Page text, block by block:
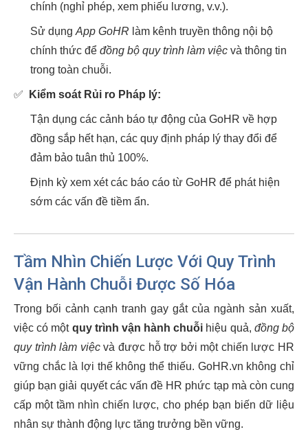
chính (nghỉ phép, xem phiếu lương, v.v.).
Sử dụng App GoHR làm kênh truyền thông nội bộ
chính thức để đồng bộ quy trình làm việc và thông tin
trong toàn chuỗi.
✅ Kiểm soát Rủi ro Pháp lý:
Tận dụng các cảnh báo tự động của GoHR về hợp
đồng sắp hết hạn, các quy định pháp lý thay đổi để
đảm bảo tuân thủ 100%.
Định kỳ xem xét các báo cáo từ GoHR để phát hiện
sớm các vấn đề tiềm ẩn.
Tầm Nhìn Chiến Lược Với Quy Trình
Vận Hành Chuỗi Được Số Hóa
Trong bối cảnh cạnh tranh gay gắt của ngành sản xuất,
việc có một quy trình vận hành chuỗi hiệu quả, đồng bộ
quy trình làm việcvà được hỗ trợ bởi một chiến lược HR
vững chắc là lợi thế không thể thiếu. GoHR.vn không chỉ
giúp bạn giải quyết các vấn đề HR phức tạp mà còn cung
cấp một tầm nhìn chiến lược, cho phép bạn biến dữ liệu
nhân sự thành động lực tăng trưởng bền vững.